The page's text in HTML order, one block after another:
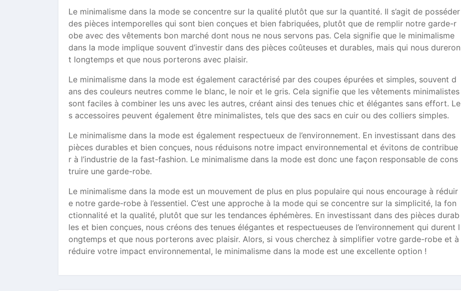
Le minimalisme dans la mode se concentre sur la qualité plutôt que sur la quantité. Il s’agit de posséder
des pièces intemporelles qui sont bien conçues et bien fabriquées, plutôt que de remplir notre garde-r
obe avec des vêtements bon marché dont nous ne nous servons pas. Cela signifie que le minimalisme
dans la mode implique souvent d’investir dans des pièces coûteuses et durables, mais qui nous dureron
t longtemps et que nous porterons avec plaisir.
Le minimalisme dans la mode est également caractérisé par des coupes épurées et simples, souvent d
ans des couleurs neutres comme le blanc, le noir et le gris. Cela signifie que les vêtements minimalistes
sont faciles à combiner les uns avec les autres, créant ainsi des tenues chic et élégantes sans effort. Le
s accessoires peuvent également être minimalistes, tels que des sacs en cuir ou des colliers simples.
Le minimalisme dans la mode est également respectueux de l’environnement. En investissant dans des
pièces durables et bien conçues, nous réduisons notre impact environnemental et évitons de contribue
r à l’industrie de la fast-fashion. Le minimalisme dans la mode est donc une façon responsable de cons
truire une garde-robe.
Le minimalisme dans la mode est un mouvement de plus en plus populaire qui nous encourage à réduir
e notre garde-robe à l’essentiel. C’est une approche à la mode qui se concentre sur la simplicité, la fon
ctionnalité et la qualité, plutôt que sur les tendances éphémères. En investissant dans des pièces durab
les et bien conçues, nous créons des tenues élégantes et respectueuses de l’environnement qui durent l
ongtemps et que nous porterons avec plaisir. Alors, si vous cherchez à simplifier votre garde-robe et à
réduire votre impact environnemental, le minimalisme dans la mode est une excellente option !